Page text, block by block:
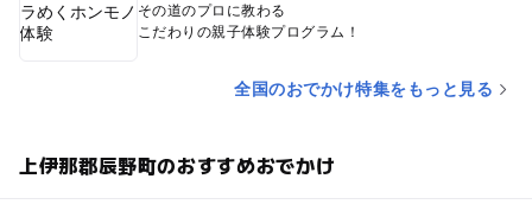
その道のプロに教わる
こだわりの親子体験プログラム！
全国のおでかけ特集をもっと見る
上伊那郡辰野町のおすすめおでかけ